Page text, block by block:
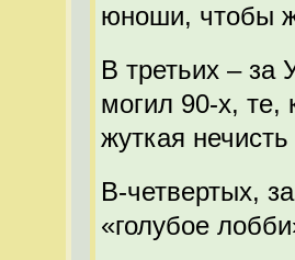
юноши, чтобы
В третьих – за
могил 90-х, те,
жуткая
В-четвертых,
«голубое